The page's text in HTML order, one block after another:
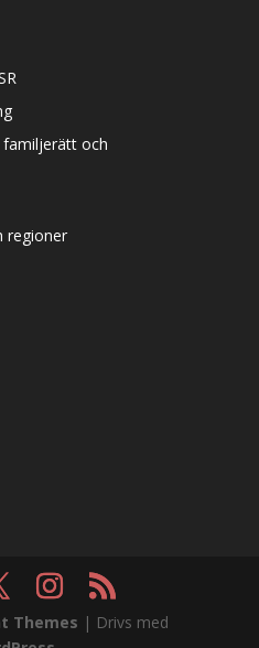
och
regioner
Themes | Drivs med